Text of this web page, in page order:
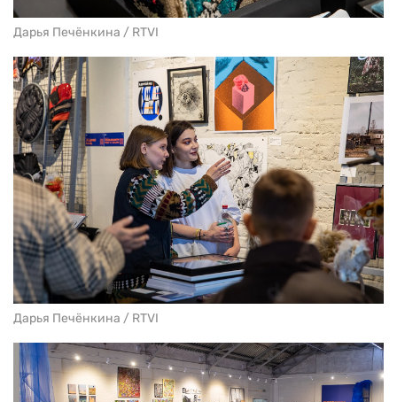
Дарья Печёнкина / RTVI
Дарья Печёнкина / RTVI